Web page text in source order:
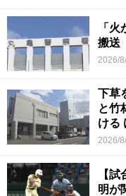
「
搬送
2026/
下草
と竹
ける
2026/
【
明が